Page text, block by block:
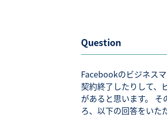
Question
Facebookのビジネス
契約終了したりして、
があると思います。
ろ、以下の回答をいた